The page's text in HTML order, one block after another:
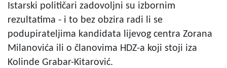
Istarski političari zadovoljni su izbornim
rezultatima - i to bez obzira radi li se
podupirateljima kandidata lijevog centra Zorana
Milanovića ili o članovima HDZ-a koji stoji iza
Kolinde Grabar-Kitarović.